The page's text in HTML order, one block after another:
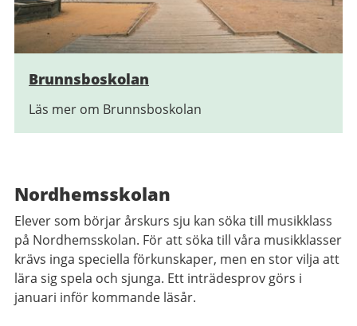
Brunnsboskolan
Läs mer om Brunnsboskolan
Nordhemsskolan
Elever som börjar årskurs sju kan söka till musikklass
på Nordhemsskolan. För att söka till våra musikklasser
krävs inga speciella förkunskaper, men en stor vilja att
lära sig spela och sjunga. Ett inträdesprov görs i
januari inför kommande läsår.